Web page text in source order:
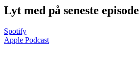
Lyt med på seneste episode
Spotify
Apple Podcast